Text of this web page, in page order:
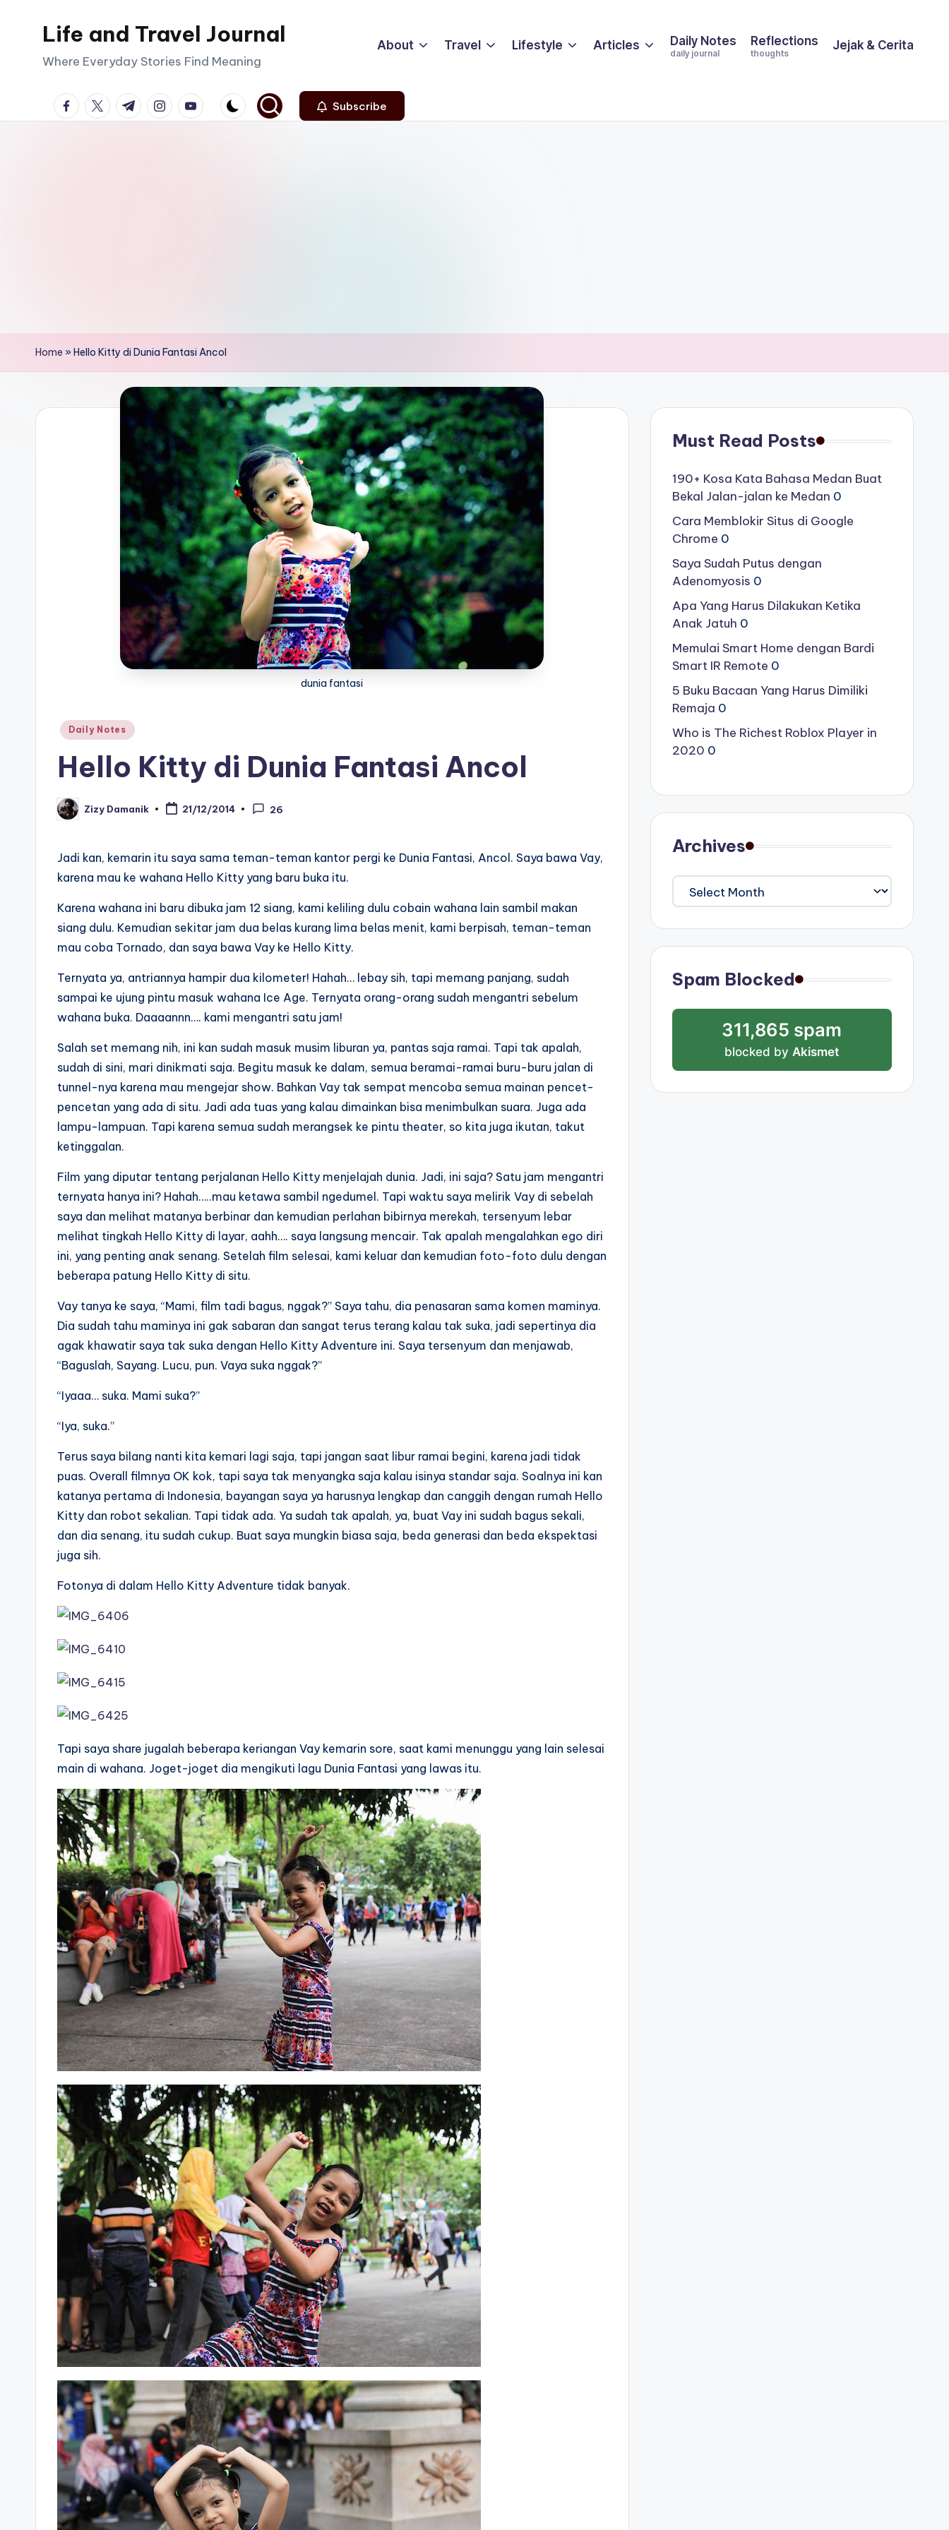
Life and Travel Journal
Where Everyday Stories Find Meaning
About Travel Lifestyle Articles Daily Notes
daily journal
Reflections
thoughts
Jejak & Cerita
facebook.com
twitter.com
t.me instagram.com
youtube.com Subscribe
Home »Hello Kitty di Dunia Fantasi Ancol
dunia fantasi
Posted
Daily Notes
Hello Kitty di Dunia Fantasi Ancol
Posted
by
Zizy Damanik 21/12/2014 26
Jadi kan, kemarin itu saya sama teman-teman kantor pergi ke Dunia Fantasi, Ancol. Saya bawa Vay,
karena mau ke wahana Hello Kitty yang baru buka itu.
Karena wahana ini baru dibuka jam 12 siang, kami keliling dulu cobain wahana lain sambil makan
siang dulu. Kemudian sekitar jam dua belas kurang lima belas menit, kami berpisah, teman-teman
mau coba Tornado, dan saya bawa Vay ke Hello Kitty.
Ternyata ya, antriannya hampir dua kilometer! Hahah… lebay sih, tapi memang panjang, sudah
sampai ke ujung pintu masuk wahana Ice Age. Ternyata orang-orang sudah mengantri sebelum
wahana buka. Daaaannn…. kami mengantri satu jam!
Salah set memang nih, ini kan sudah masuk musim liburan ya, pantas saja ramai. Tapi tak apalah,
sudah di sini, mari dinikmati saja. Begitu masuk ke dalam, semua beramai-ramai buru-buru jalan di
tunnel-nya karena mau mengejar show. Bahkan Vay tak sempat mencoba semua mainan pencet-
pencetan yang ada di situ. Jadi ada tuas yang kalau dimainkan bisa menimbulkan suara. Juga ada
lampu-lampuan. Tapi karena semua sudah merangsek ke pintu theater, so kita juga ikutan, takut
ketinggalan.
Film yang diputar tentang perjalanan Hello Kitty menjelajah dunia. Jadi, ini saja? Satu jam mengantri
ternyata hanya ini? Hahah…..mau ketawa sambil ngedumel. Tapi waktu saya melirik Vay di sebelah
saya dan melihat matanya berbinar dan kemudian perlahan bibirnya merekah, tersenyum lebar
melihat tingkah Hello Kitty di layar, aahh…. saya langsung mencair. Tak apalah mengalahkan ego diri
ini, yang penting anak senang. Setelah film selesai, kami keluar dan kemudian foto-foto dulu dengan
beberapa patung Hello Kitty di situ.
Vay tanya ke saya, “Mami, film tadi bagus, nggak?” Saya tahu, dia penasaran sama komen maminya.
Dia sudah tahu maminya ini gak sabaran dan sangat terus terang kalau tak suka, jadi sepertinya dia
agak khawatir saya tak suka dengan Hello Kitty Adventure ini. Saya tersenyum dan menjawab,
“Baguslah, Sayang. Lucu, pun. Vaya suka nggak?”
“Iyaaa… suka. Mami suka?”
“Iya, suka.”
Terus saya bilang nanti kita kemari lagi saja, tapi jangan saat libur ramai begini, karena jadi tidak
puas. Overall filmnya OK kok, tapi saya tak menyangka saja kalau isinya standar saja. Soalnya ini kan
katanya pertama di Indonesia, bayangan saya ya harusnya lengkap dan canggih dengan rumah Hello
Kitty dan robot sekalian. Tapi tidak ada. Ya sudah tak apalah, ya, buat Vay ini sudah bagus sekali,
dan dia senang, itu sudah cukup. Buat saya mungkin biasa saja, beda generasi dan beda ekspektasi
juga sih.
Fotonya di dalam Hello Kitty Adventure tidak banyak.
Tapi saya share jugalah beberapa keriangan Vay kemarin sore, saat kami menunggu yang lain selesai
main di wahana. Joget-joget dia mengikuti lagu Dunia Fantasi yang lawas itu.
Must Read Posts
190+ Kosa Kata Bahasa Medan Buat
Bekal Jalan-jalan ke Medan 0
Cara Memblokir Situs di Google
Chrome 0
Saya Sudah Putus dengan
Adenomyosis 0
Apa Yang Harus Dilakukan Ketika
Anak Jatuh 0
Memulai Smart Home dengan Bardi
Smart IR Remote 0
5 Buku Bacaan Yang Harus Dimiliki
Remaja 0
Who is The Richest Roblox Player in
2020 0
Archives
Archives
Spam Blocked
311,865 spam
blocked byAkismet